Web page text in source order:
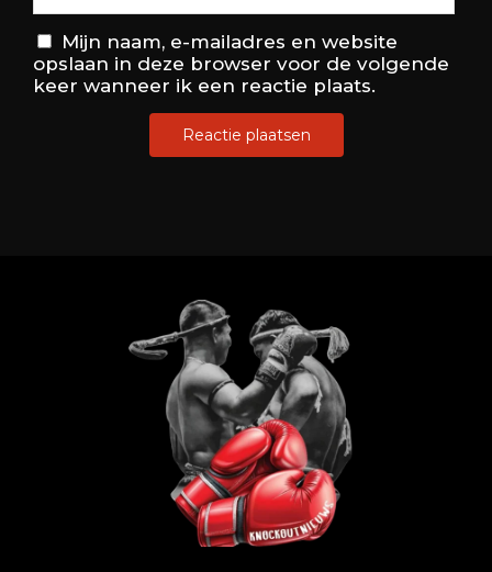
Mijn naam, e-mailadres en website
opslaan in deze browser voor de volgende
keer wanneer ik een reactie plaats.